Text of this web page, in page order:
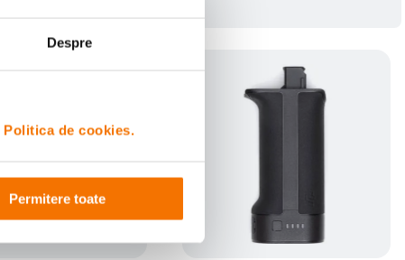
Despre
Politica de cookies.
Permitere toate